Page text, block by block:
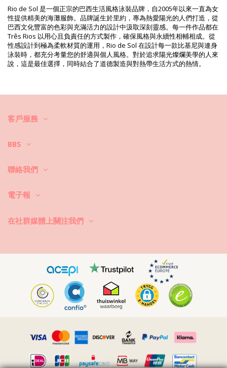
產品資訊
部門: 女裝, 胸罩
套件包括: 1 x 胸罩 (其他配飾未包括在内)
HS CODE: 6112.41.0010
SKU: 1981127011
EAN: XS (7899810457646), S (7899810457653), M (7899810457660),
L (7899810457677), XL (7899810457684)
潤飾后的照片
護理説明： Rio de Sol Top Shimmer-Black Lia-Noa
解如何好好愛護它。如果希望比基尼套裝能持續穿一個夏季以上，優質面
首先：避免接觸粗糙的表面。儅您想坐下或躺下時，始終要使用毛巾。直
壞泳衣的柔軟面料。
切忌使用强效清潔劑，如去污劑。使用適合精緻面料的產品，如肥皂，但
最好使用專門用於清洗泳衣的特別產品。
濕。爲什麽？因爲印花和圖案可能會褪色。如果您的比基尼飾有寶石、珍
珠或褶邊，洗滌時應避免摩擦、扭攪和拉伸。
如果泳裝有污跡，在污跡仍然潮濕時嘗試抹去它，如果污跡已乾，則避免
擦除污跡。因爲這樣可能會破壞染色。最好求助於本地的乾洗店。 如何
乾燥？不要在陽光下暴曬。拿來一條毛巾，將比基尼或泳裝放在毛巾上並
小心地卷起，以便去除多餘水分。將其平放在一條毛巾上，置於陰涼處晾
如何去除面料中留存的小沙粒？拿出吹風機，用冷風檔將沙粒吹出。
視頻
播放影片 胸罩 Top Shimmer-Black Lia-Noa Rio de Sol
Rio de Sol 是一個正宗的巴西生活風格泳裝品牌，自2005年以來一直為女
性提供精美的海灘服飾。品牌誕生於里約，專為熱愛陽光的人們打造，從
巴西文化豐富的色彩與充滿活力的設計中汲取深刻靈感。每一件作品都在
Três Rios 以用心且負責任的方式製作，確保風格與永續性相輔相成。從
性感設計到極為柔軟材質的運用，Rio de Sol 在設計每一款比基尼與連身
泳裝時，都充分考量您的舒適與個人風格。對於追求陽光燦爛美學的人來
說，這是最佳選擇，同時結合了道德製造與對熱帶生活方式的熱情。
客戶服務
BBS
聯絡我們
電子報
在社群媒體上關注我們